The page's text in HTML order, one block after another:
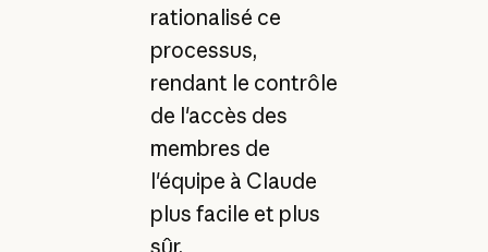
rationalisé ce
processus,
rendant le contrôle
de l'accès des
membres de
l'équipe à Claude
plus facile et plus